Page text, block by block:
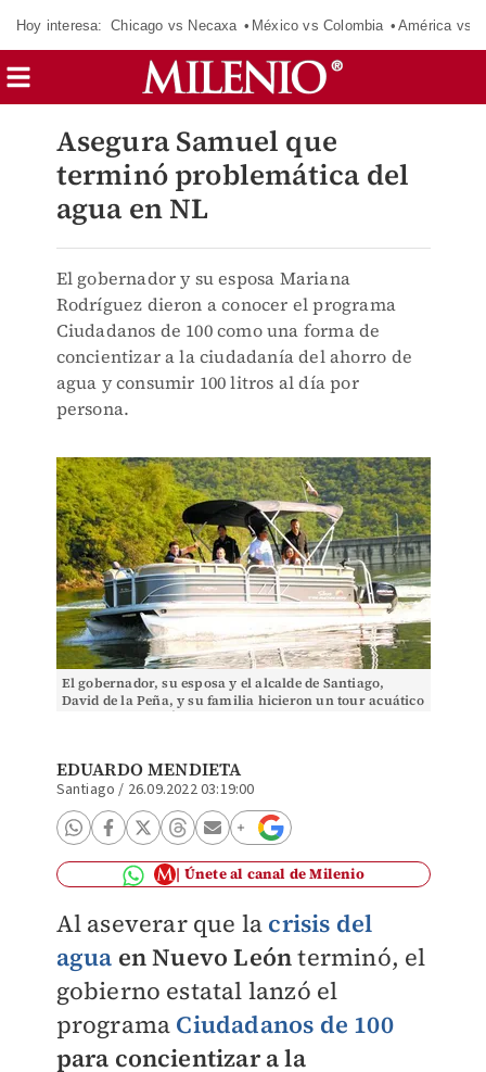
Hoy interesa: Chicago vs Necaxa México vs Colombia América vs
Asegura Samuel que
terminó problemática del
agua en NL
El gobernador y su esposa Mariana
Rodríguez dieron a conocer el programa
Ciudadanos de 100 como una forma de
concientizar a la ciudadanía del ahorro de
agua y consumir 100 litros al día por
persona.
El gobernador, su esposa y el alcalde de Santiago,
David de la Peña, y su familia hicieron un tour acuático
EDUARDO MENDIETA
Santiago / 26.09.2022 03:19:00
Únete al canal de Milenio
Al aseverar que la crisis del
agua en Nuevo Leónterminó, el
gobierno estatal lanzó el
programa Ciudadanos de 100
para concientizar a la